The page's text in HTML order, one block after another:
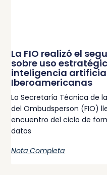
La FIO realizó el
sobre uso
inteligencia
Iberoamericanas
La Secretaría Técnica de
del Ombudsperson (FIO)
encuentro del ciclo de
datos
Nota Completa